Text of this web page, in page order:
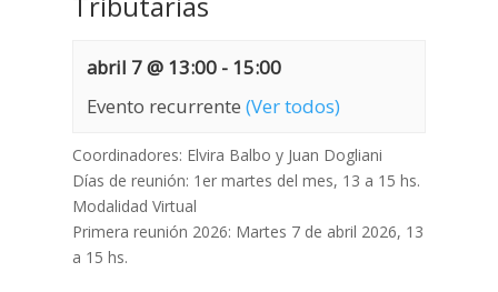
abril 7 @ 13:00- 15:00
Evento recurrente (Ver todos)
Coordinadores: Elvira Balbo y Juan Dogliani
Días de reunión: 1er martes del mes, 13 a 15 hs.
Modalidad Virtual
Primera reunión 2026: Martes 7 de abril 2026, 13
a 15 hs.